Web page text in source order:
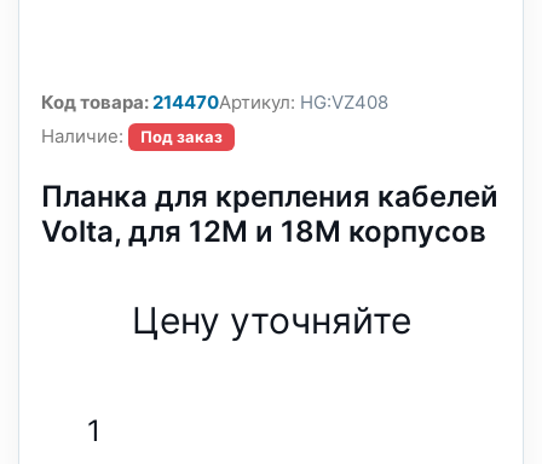
Код товара:214470Артикул: HG:VZ408
Наличие:
Под заказ
Планка для крепления кабелей
Volta, для 12М и 18М корпусов
Цену уточняйте